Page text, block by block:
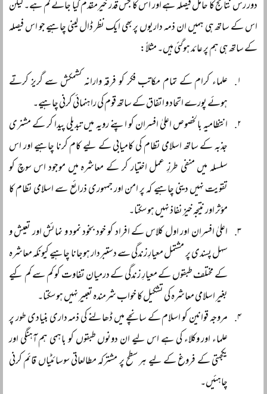
دور رس نتائج کا حامل فیصلہ ہے اور اس کا جس قدر خیرمقدم کیا جائے کم ہے۔ لیکن
اس کے ساتھ ہی ہمیں ان ذمہ داریوں پر بھی ایک نظر ڈال لینی چاہیے جو اس فیصلہ
کے ساتھ ہی ہم پر عائد ہوگئی ہیں۔ مثلاً:
علماء کرام کے تمام مکاتب فکر کو فرقہ وارانہ کشمکش سے گریز کرتے
ہوئے پورے اتحاد و اتفاق کے ساتھ قوم کی راہنمائی کرنی چاہیے۔
انتظامیہ بالخصوص اعلیٰ افسران کو اپنے رویہ میں تبدیلی پیدا کر کے مشنری
جذبہ کے ساتھ اسلامی نظام کی کامیابی کے لیے کام کرنا چاہیے اور اس
سلسلہ میں منفی طرزِ عمل اختیار کر کے معاشرہ میں موجود اس سوچ کو
تقویت نہیں دینی چاہیے کہ پر امن اور جمہوری ذرائع سے اسلامی نظام کا
مؤثر اور نتیجہ خیز نفاذ نہیں ہو سکتا۔
اعلیٰ افسران اور اول کلاس کے افراد کو خود بخود نمود و نمائش اور تعیش و
سہل پسندی پر مشتمل معیارِ زندگی سے دستبردار ہوجانا چاہیے کیونکہ معاشرہ
کے مختلف طبقوں کے معیارِ زندگی کے درمیان تفاوت کو کم سے کم کیے
بغیر اسلامی معاشرہ کی تشکیل کا خواب شرمندہ تعبیر نہیں ہو سکتا۔
مروجہ قوانین کو اسلام کے سانچے میں ڈھالنے کی ذمہ داری بنیادی طور پر
علماء اور وکلاء کی ہے اس لیے ان دونوں طبقوں کو باہمی ہم آہنگی اور
یکجہتی کے فروغ کے لیے ہر سطح پر مشترکہ مطالعاتی سوسائٹیاں قائم کرنی
چاہئیں۔